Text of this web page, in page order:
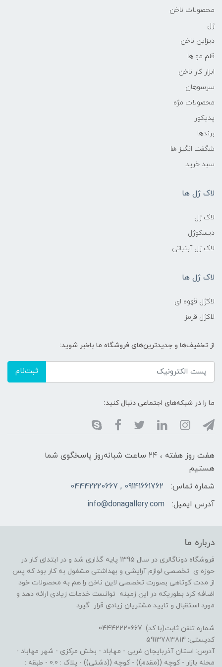
محصولات ناخن
ژل
دیزاین ناخن
قلم مو ها
ابزار کار ناخن
سرسوهان
محصولات مژه
پدیکور
برندها
شگفت انگیز ها
سبد خرید
لاک ژل ها
لاک ژل
دیسکوژل
لاک ژل آبنباتی
لاک ژل ها
لاکژل قهوه ای
لاکژل قرمز
از تخفیف‌ها و جدیدترین‌های فروشگاه ما باخبر شوید:
ثبت‌نام
ما را در شبکه‌های اجتماعی دنبال کنید:
هفت روز هفته ، ۲۴ ساعت شبانه‌روز پاسخگوی شما
هستیم
شماره تماس:
09141661762 , 04442220667
آدرس ایمیل:
info@donagallery.com
درباره ما
فروشگاه دوناگالری در سال 1395 پایه گذاری شد و در ابتدای کار در
حوزه ی تخصصی لوازم آرایشی و بهداشتی مشغول به کار بود که پس
از مدت کوتاهی بصورت تخصصی لاین ناخن را هم به محصولات خود
اضافه کرد بطوریکه در این زمینه توانست خدمات زیادی ارائه دهد و
مورد استقبال و تایید مشتریان زیادی قرار گیرد
شماره تلفن ثابت(با کد): 04442220667
کدپستی: 5913783814
آدرس: استان آذربایجان غربی - مهاباد - بخش مرکزی - شهر مهاباد -
محله بازار - کوچه ((مقدم)) - کوچه ((دشتی)) - پلاک : 0.0 - طبقه :